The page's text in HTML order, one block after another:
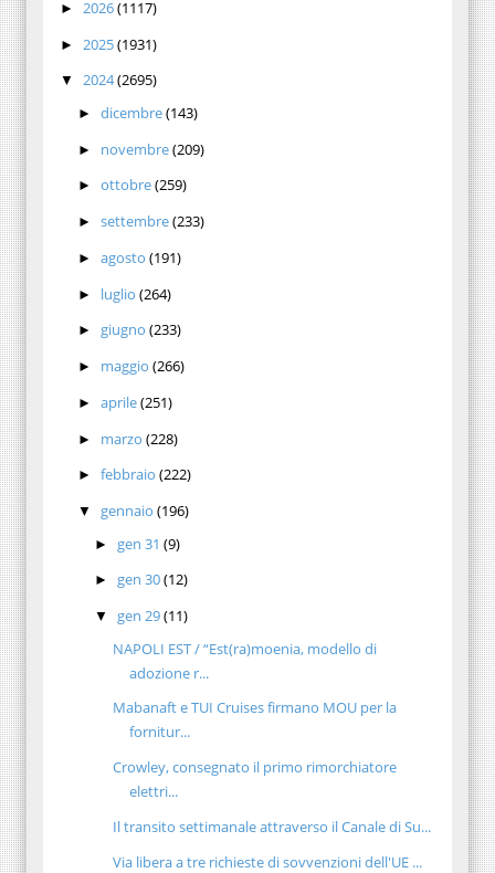
► 2026(1117)
► 2025(1931)
▼ 2024(2695)
► dicembre(143)
► novembre(209)
► ottobre(259)
► settembre(233)
► agosto (191)
► luglio (264)
► giugno (233)
► maggio (266)
► aprile(251)
► marzo (228)
► febbraio (222)
▼ gennaio (196)
► gen 31(9)
► gen 30(12)
▼ gen 29(11)
NAPOLI EST / “Est(ra)moenia, modello di
adozione r...
Mabanaft e TUI Cruises firmano MOU per la
fornitur...
Crowley, consegnato il primo rimorchiatore
elettri...
Il transito settimanale attraverso il Canale di Su...
Via libera a tre richieste di sovvenzioni dell'UE ...